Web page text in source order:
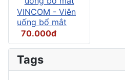
VINCOM - Viên
uống bổ mắt
70.000đ
Tags